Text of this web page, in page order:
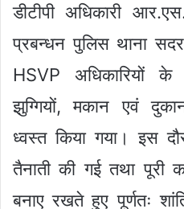
डीटीपी अधिकारी
प्रबन्धन पुलिस थाना
HSVP अधिकारियों
झुग्गियों, मकान एवं
ध्वस्त किया गया। इस
तैनाती की गई तथा पूरी
बनाए रखते हुए पूर्णतः